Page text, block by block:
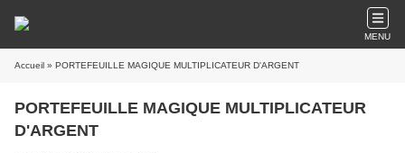
MENU
Accueil » PORTEFEUILLE MAGIQUE MULTIPLICATEUR D'ARGENT
PORTEFEUILLE MAGIQUE MULTIPLICATEUR
D'ARGENT